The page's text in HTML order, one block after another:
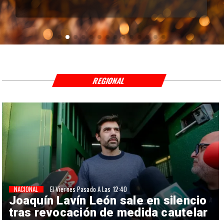
Joaquín Lavín León sale en silencio
tras revocación de medida cautelar
NACIONAL El Viernes Pasado A Las 12:40
REGIONAL